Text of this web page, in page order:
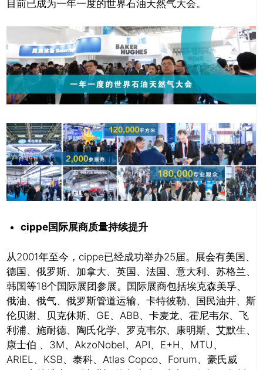
目前已成为一年一度的世界石油天然气大会。
cippe国际展商质量持续提升
从2001年至今，cippe已经成功举办25届。展会有美国、
德国、俄罗斯、加拿大、英国、法国、意大利、苏格兰、
韩国等18个国际展团参展。国际展商包括埃克森美孚、
俄油、俄气、俄罗斯管道运输、卡特彼勒、国民油井、斯
伦贝谢、贝克休斯、GE、ABB、卡麦龙、霍尼韦尔、飞
利浦、施耐德、陶氏化学、罗克韦尔、康明斯、艾默生、
康士伯 、3M、AkzoNobel、API、E+H、MTU、
ARIEL、KSB、泰科、Atlas Copco、Forum、豪氏威